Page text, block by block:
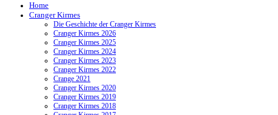
Home
Cranger Kirmes
Die Geschichte der Cranger Kirmes
Cranger Kirmes 2026
Cranger Kirmes 2025
Cranger Kirmes 2024
Cranger Kirmes 2023
Cranger Kirmes 2022
Crange 2021
Cranger Kirmes 2020
Cranger Kirmes 2019
Cranger Kirmes 2018